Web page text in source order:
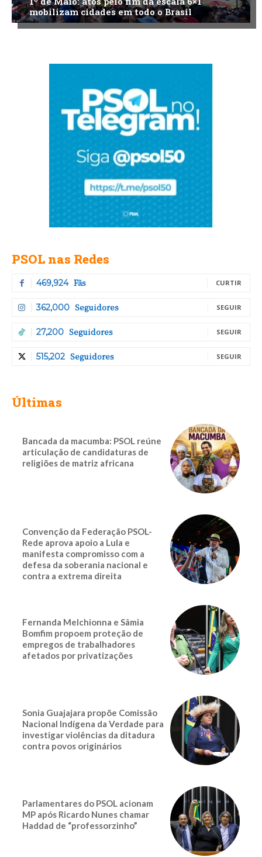
mobilizam cidades em todo o Brasil
PSOL nas Redes
469,924 Fãs CURTIR
362,000 Seguidores SEGUIR
27,200 Seguidores SEGUIR
515,202 Seguidores SEGUIR
Últimas
Bancada da macumba: PSOL reúne
articulação de candidaturas de
religiões de matriz africana
Convenção da Federação PSOL-
Rede aprova apoio a Lula e
manifesta compromisso com a
defesa da soberania nacional e
contra a extrema direita
Fernanda Melchionna e Sâmia
Bomfim propoem proteção de
empregos de trabalhadores
afetados por privatizações
Sonia Guajajara propõe Comissão
Nacional Indígena da Verdade para
investigar violências da ditadura
contra povos originários
Parlamentares do PSOL acionam
MP após Ricardo Nunes chamar
Haddad de “professorzinho”